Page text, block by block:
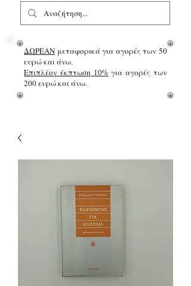
ΔΩΡΕΑΝ μεταφορικά για αγορές των 50
ευρώ και άνω.
Επιπλέον έκπτωση 10%για αγορές των
200 ευρώ και άνω.